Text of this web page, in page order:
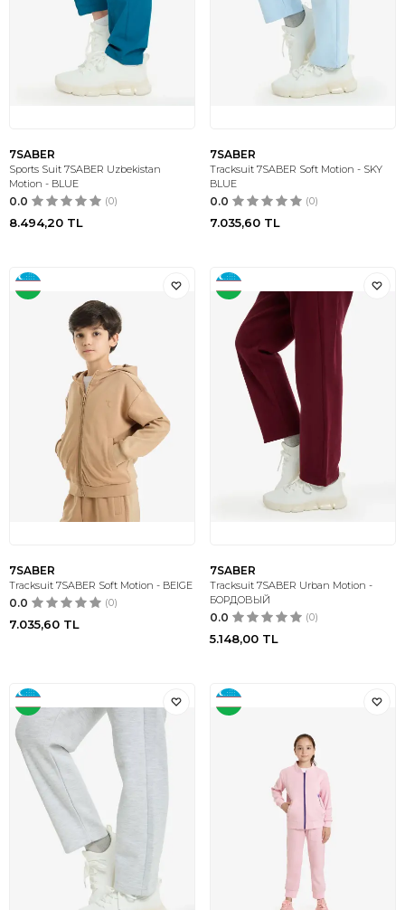
7SABER
Sports Suit 7SABER Uzbekistan
Motion - BLUE
0.0 (0)
8.494,20 TL
7SABER
Tracksuit 7SABER Soft Motion - SKY
BLUE
0.0 (0)
7.035,60 TL
7SABER
Tracksuit 7SABER Soft Motion - BEIGE
0.0 (0)
7.035,60 TL
7SABER
Tracksuit 7SABER Urban Motion -
БОРДОВЫЙ
0.0 (0)
5.148,00 TL